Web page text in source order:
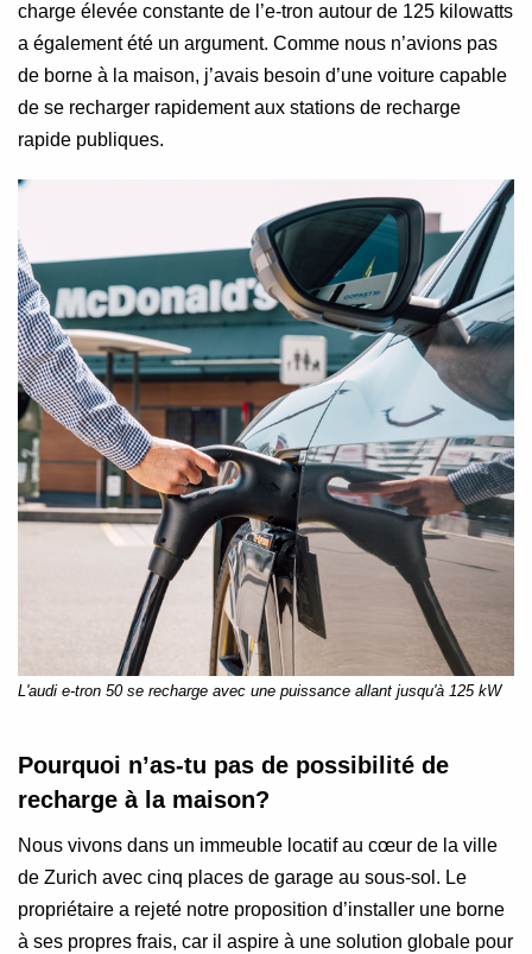
charge élevée constante de l’e-tron autour de 125 kilowatts
a également été un argument. Comme nous n’avions pas
de borne à la maison, j’avais besoin d’une voiture capable
de se recharger rapidement aux stations de recharge
rapide publiques.
L'audi e-tron 50 se recharge avec une puissance allant jusqu'à 125 kW
Pourquoi n’as-tu pas de possibilité de
recharge à la maison?
Nous vivons dans un immeuble locatif au cœur de la ville
de Zurich avec cinq places de garage au sous-sol. Le
propriétaire a rejeté notre proposition d’installer une borne
à ses propres frais, car il aspire à une solution globale pour